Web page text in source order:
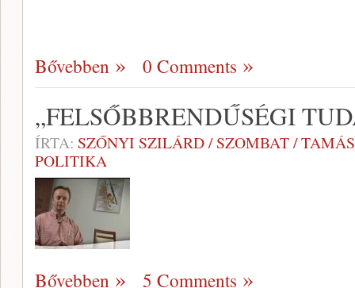
Bővebben 0 Comments
„FELSŐBBRENDŰSÉGI
ÍRTA: SZŐNYI SZILÁRD / SZOMBAT /
POLITIKA
Bővebben 5 Comments